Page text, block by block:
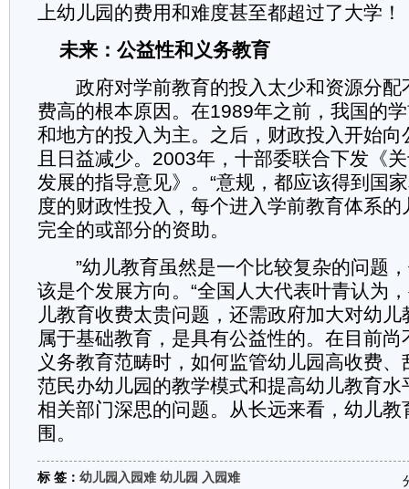
上幼儿园的费用和难度甚至都超过了大学！
未来：公益性和义务教育
政府对学前教育的投入太少和资源分配
费高的根本原因。在1989年之前，我国的
和地方的投入为主。之后，财政投入开始
且日益减少。2003年，十部委联合下发《
发展的指导意见》。“意规，都应该得到国
度的财政性投入，每个进入学前教育体系
完全的或部分的资助。
”幼儿教育虽然是一个比较复杂的问题，
该是个发展方向。“全国人大代表叶青认为
儿教育收费太贵问题，还需政府加大对幼儿
属于基础教育，是具有公益性的。在目前
义务教育范畴时，如何监管幼儿园高收费
范民办幼儿园的教学模式和提高幼儿教育
相关部门深思的问题。从长远来看，幼儿
围。
标 签： 幼儿园入园难 幼儿园 入园难